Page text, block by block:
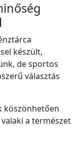
készült,
de sportos
választás
köszönhetően
a természet